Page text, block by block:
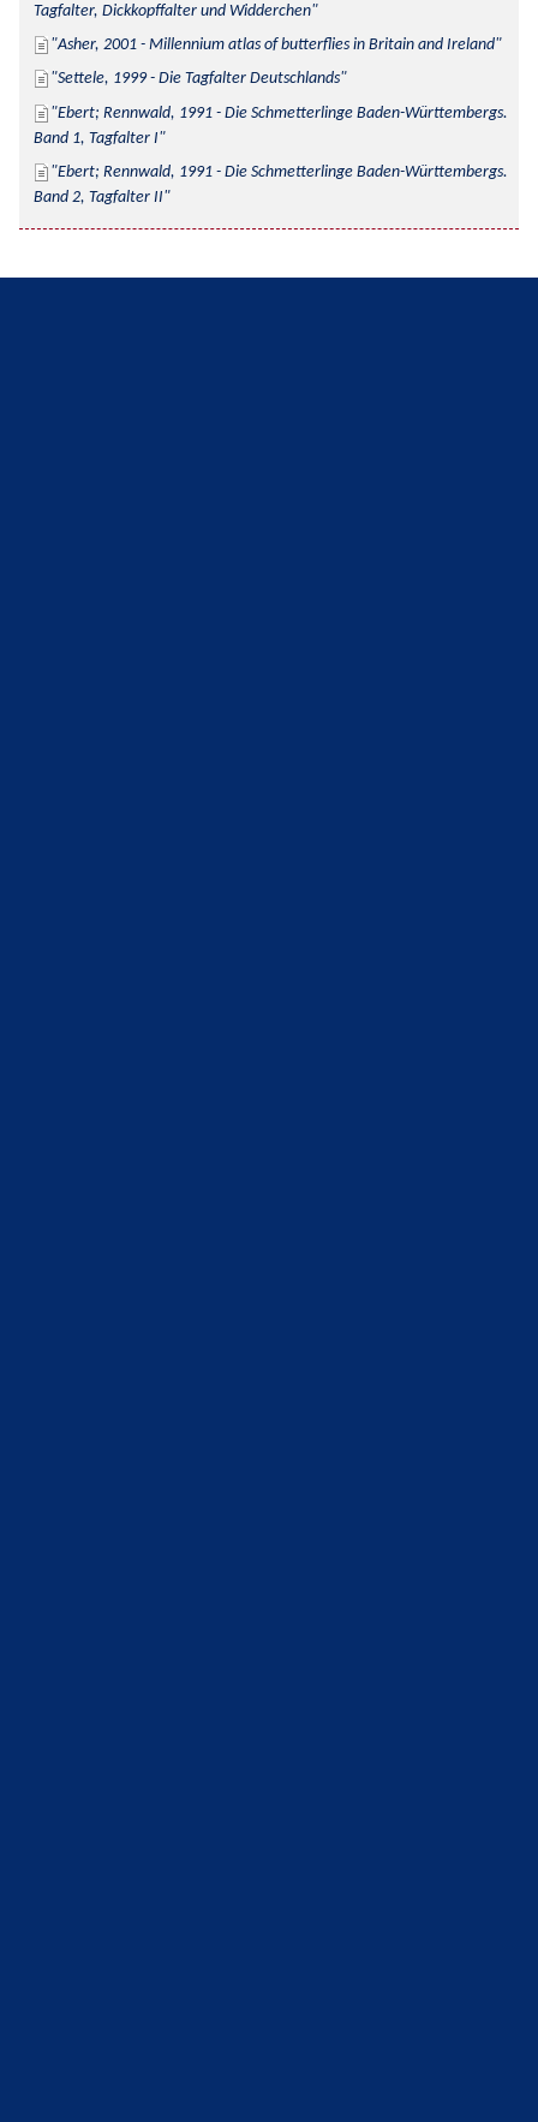
Tagfalter, Dickkopffalter und Widderchen
Asher, 2001 - Millennium atlas of butterflies in Britain and Ireland
Settele, 1999 - Die Tagfalter Deutschlands
Ebert; Rennwald, 1991 - Die Schmetterlinge Baden-Württembergs.
Band 1, Tagfalter I
Ebert; Rennwald, 1991 - Die Schmetterlinge Baden-Württembergs.
Band 2, Tagfalter II